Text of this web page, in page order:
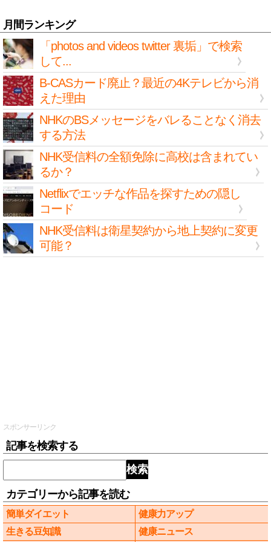
月間ランキング
「photos and videos twitter 裏垢」で検索
して...
B-CASカード廃止？最近の4Kテレビから消
えた理由
NHKのBSメッセージをバレることなく消去
する方法
NHK受信料の全額免除に高校は含まれてい
るか？
Netflixでエッチな作品を探すための隠し
コード
NHK受信料は衛星契約から地上契約に変更
可能？
スポンサーリンク
記事を検索する
検索
カテゴリーから記事を読む
簡単ダイエット
健康力アップ
生きる豆知識
健康ニュース